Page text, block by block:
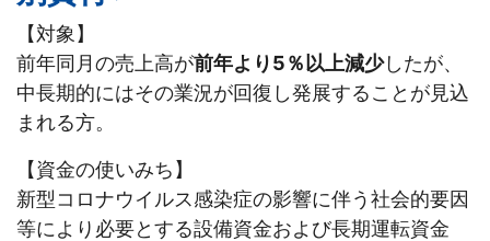
【対象】
前年同月の売上高が前年より5％以上減少したが、
中長期的にはその業況が回復し発展することが見込
まれる方。
【資金の使いみち】
新型コロナウイルス感染症の影響に伴う社会的要因
等により必要とする設備資金および長期運転資金